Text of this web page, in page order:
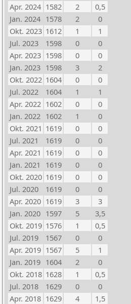
Apr. 2024 1582 2
0,5
Jan. 2024 1578 2
0
Okt. 2023 1612 1
1
Jul. 2023
1598 0
0
Apr. 2023 1598 0
0
Jan. 2023 1598 3
2
Okt. 2022 1604 0
0
Jul. 2022
1604 1
1
Apr. 2022 1602 0
0
Jan. 2022 1602 1
0
Okt. 2021 1619 0
0
Jul. 2021
1619 0
0
Apr. 2021 1619 0
0
Jan. 2021
1619 0
0
Okt. 2020 1619 0
0
Jul. 2020
1619 0
0
Apr. 2020 1619 3
3
Jan. 2020 1597 5
3,5
Okt. 2019 1576 1
0,5
Jul. 2019
1567 0
0
Apr. 2019 1567 5
1
Jan. 2019 1604 2
0
Okt. 2018 1628 1
0,5
Jul. 2018
1629 0
0
Apr. 2018 1629 4
1,5